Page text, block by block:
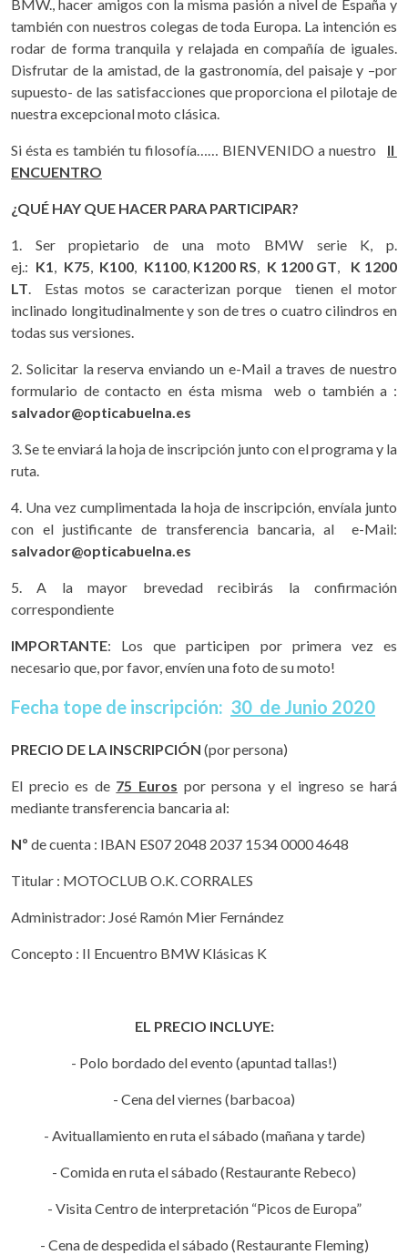
BMW., hacer amigos con la misma pasión a nivel de España y
también con nuestros colegas de toda Europa. La intención es
rodar de forma tranquila y relajada en compañía de iguales.
Disfrutar de la amistad, de la gastronomía, del paisaje y –por
supuesto- de las satisfacciones que proporciona el pilotaje de
nuestra excepcional moto clásica.
Si ésta es también tu filosofía…… BIENVENIDO a nuestro II
ENCUENTRO
¿QUÉ HAY QUE HACER PARA PARTICIPAR?
1. Ser propietario de una moto BMW serie K, p.
ej.: K1, K75, K100, K1100, K1200 RS, K 1200 GT, K 1200
LT. Estas motos se caracterizan porque tienen el motor
inclinado longitudinalmente y son de tres o cuatro cilindros en
todas sus versiones.
2. Solicitar la reserva enviando un e-Mail a traves de nuestro
formulario de contacto en ésta misma web o también a :
salvador@opticabuelna.es
3. Se te enviará la hoja de inscripción junto con el programa y la
ruta.
4. Una vez cumplimentada la hoja de inscripción, envíala junto
con el justificante de transferencia bancaria, al e-Mail:
salvador@opticabuelna.es
5. A la mayor brevedad recibirás la confirmación
correspondiente
IMPORTANTE: Los que participen por primera vez es
necesario que, por favor, envíen una foto de su moto!
Fecha tope de inscripción: 30 de Junio 2020
PRECIO DE LA INSCRIPCIÓN (por persona)
El precio es de 75 Euros por persona y el ingreso se hará
mediante transferencia bancaria al:
Nº de cuenta : IBAN ES07 2048 2037 1534 0000 4648
Titular : MOTOCLUB O.K. CORRALES
Administrador: José Ramón Mier Fernández
Concepto : II Encuentro BMW Klásicas K
EL PRECIO INCLUYE:
- Polo bordado del evento (apuntad tallas!)
- Cena del viernes (barbacoa)
- Avituallamiento en ruta el sábado (mañana y tarde)
- Comida en ruta el sábado (Restaurante Rebeco)
- Visita Centro de interpretación “Picos de Europa”
- Cena de despedida el sábado (Restaurante Fleming)